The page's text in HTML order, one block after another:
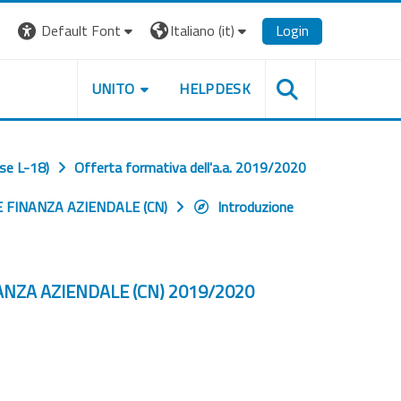
Default Font
Italiano ‎(it)‎ Login
UNITO HELPDESK
L-18)
Offerta formativa dell'a.a. 2019/2020
AZIENDALE (CN) Introduzione
AZIENDALE (CN) 2019/2020